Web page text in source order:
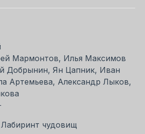
Мармонтов, Илья Максимов
Добрынин, Ян Цапник, Иван
Артемьева, Александр Лыков,
Лабиринт чудовищ